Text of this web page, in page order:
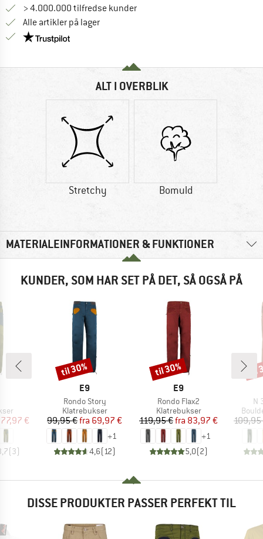
> 4.000.000 tilfredse kunder
Alle artikler på lager
Vi er Trustpilot-certificeret - oplysningerne får du
ALT I OVERBLIK
Stretchy Bomuld
MATERIALEINFORMATIONER & FUNKTIONER
KUNDER, SOM HAR SET PÅ DET, SÅ OGSÅ PÅ
pris
77,97 €
(3)
MÆRKE
E9
Artikel
Rondo Story
Produktgruppe
Klatrebukser
Pris
99,95 € Nedsat pris
fra 69,97 €
+1
4,6( 12)
Rabat
til 30%
MÆRKE
E9
Artikel
Rondo Flax2
Produktgruppe
Klatrebukser
Pris
119,95 € Nedsat pris
fra 83,97 €
+1
5,0(2)
Rabat
til 30%
N
109,95
DISSE PRODUKTER PASSER PERFEKT TIL